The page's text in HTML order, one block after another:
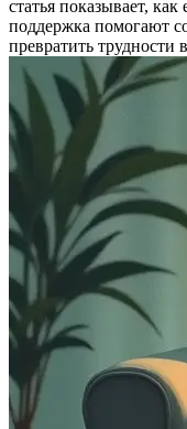
статья показывает,
поддержка помогают
превратить трудности